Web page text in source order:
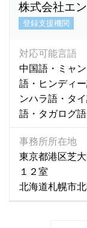
株式会社エ
登録支援機関
対応可能言語
中国語・ミャ
語・ヒンディ
ンハラ語・タ
語・タガログ
事務所所在地
東京都港区芝
１２室
北海道札幌市